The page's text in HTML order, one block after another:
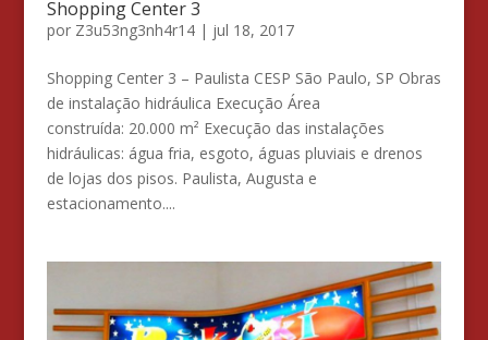
Shopping Center 3
por Z3u53ng3nh4r14| jul 18, 2017
Shopping Center 3 – Paulista CESP São Paulo, SP Obras
de instalação hidráulica Execução Área
construída: 20.000 m² Execução das instalações
hidráulicas: água fria, esgoto, águas pluviais e drenos
de lojas dos pisos. Paulista, Augusta e
estacionamento....